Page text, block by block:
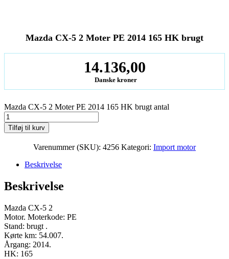
Mazda CX-5 2 Moter PE 2014 165 HK brugt
14.136,00
Danske kroner
Mazda CX-5 2 Moter PE 2014 165 HK brugt antal
Tilføj til kurv
Varenummer (SKU): 4256 Kategori: Import motor
Beskrivelse
Beskrivelse
Mazda CX-5 2
Motor. Moterkode: PE
Stand: brugt .
Kørte km: 54.007.
Årgang: 2014.
HK: 165